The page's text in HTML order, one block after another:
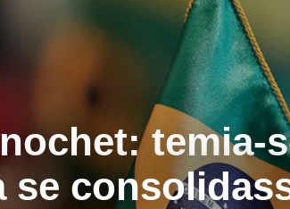
temia-
se